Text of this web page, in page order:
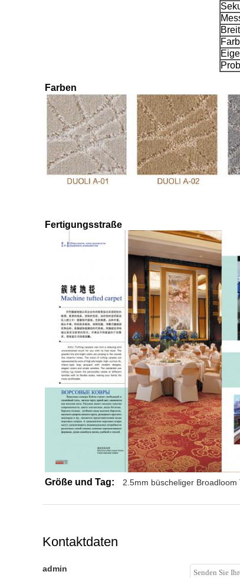
Farben
Fertigungsstraße
Größe und Tag: 2.5mm büscheliger Broadloom
Kontaktdaten
admin